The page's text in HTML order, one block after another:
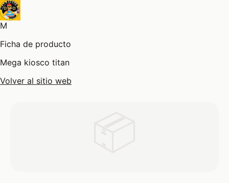
M
Ficha de producto
Mega kiosco titan
Volver al sitio web